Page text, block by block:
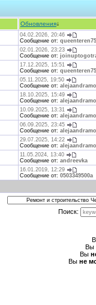
Обновления↓
04.02.2026, 20:46
Сообщение от:
02.01.2026, 23:23
Сообщение от:
17.12.2025, 15:51
Сообщение от:
05.11.2025, 19:50
Сообщение от:
18.10.2025, 15:49
Сообщение от:
10.09.2025, 13:31
Сообщение от:
06.09.2025, 23:45
Сообщение от:
29.07.2025, 14:22
Сообщение от:
11.05.2024, 13:40
Сообщение от: andreevka
16.01.2019, 12:29
Сообщение от: 0503349500a
Поиск:
Вы
Вы
Вы не